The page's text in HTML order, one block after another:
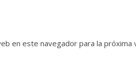
en este navegador para la próxima